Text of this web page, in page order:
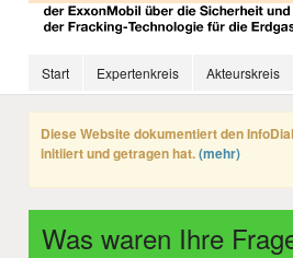
Start Expertenkreis Akteurskreis
Diese Website dokumentiert den
initiiert und getragen hat.(mehr)
Was waren Ihre